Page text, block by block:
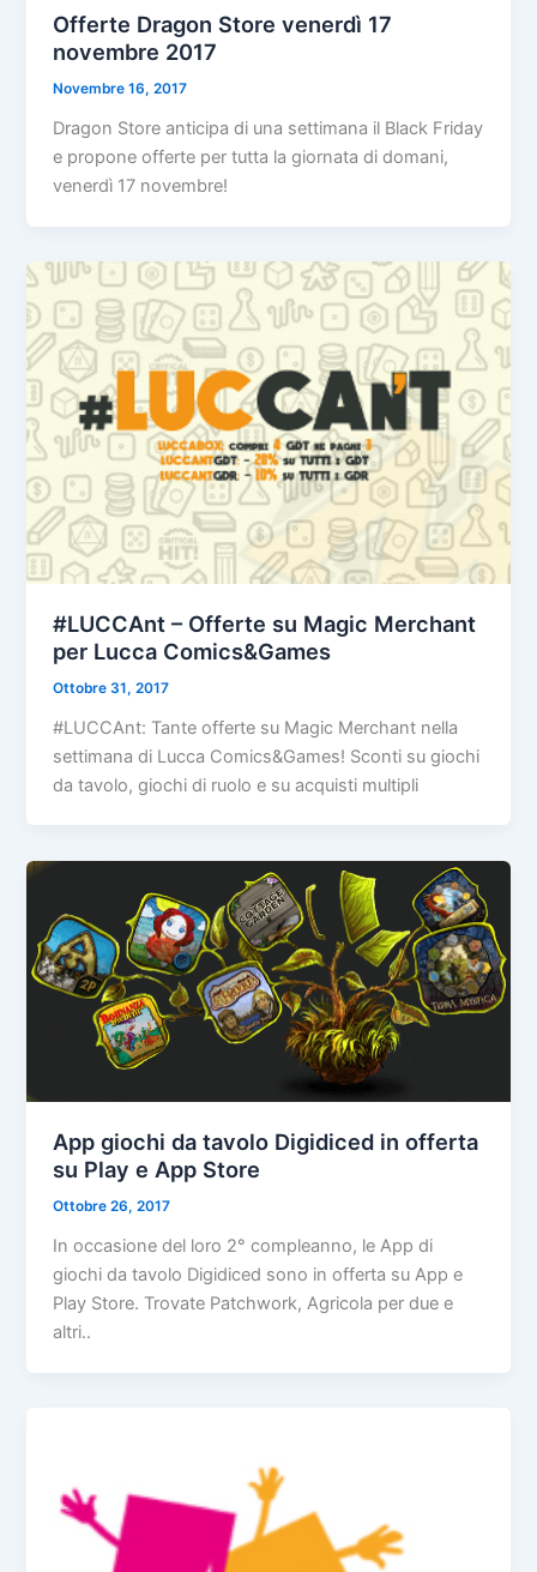
Offerte Dragon Store venerdì 17
novembre 2017
Novembre 16, 2017
Dragon Store anticipa di una settimana il Black Friday
e propone offerte per tutta la giornata di domani,
venerdì 17 novembre!
#LUCCAnt – Offerte su Magic Merchant
per Lucca Comics&Games
Ottobre 31, 2017
#LUCCAnt: Tante offerte su Magic Merchant nella
settimana di Lucca Comics&Games! Sconti su giochi
da tavolo, giochi di ruolo e su acquisti multipli
App giochi da tavolo Digidiced in offerta
su Play e App Store
Ottobre 26, 2017
In occasione del loro 2° compleanno, le App di
giochi da tavolo Digidiced sono in offerta su App e
Play Store. Trovate Patchwork, Agricola per due e
altri..